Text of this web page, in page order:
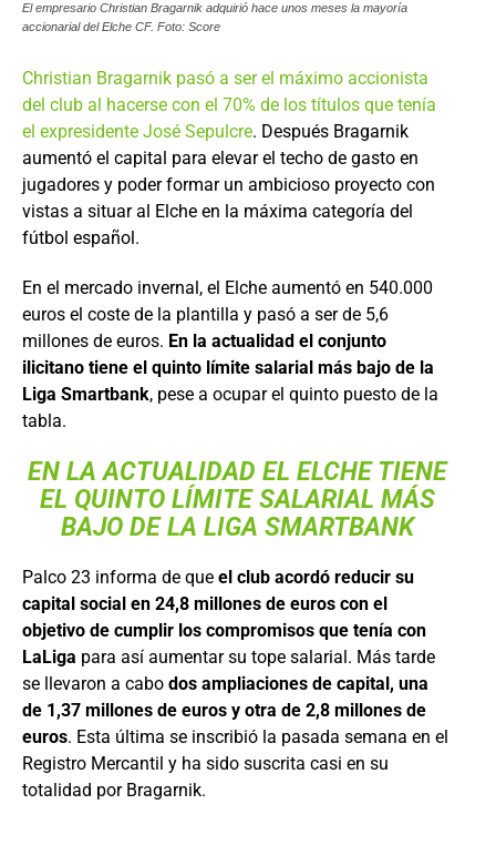
El empresario Christian Bragarnik adquirió hace unos meses la mayoría
accionarial del Elche CF. Foto: Score
Christian Bragarnik pasó a ser el máximo accionista
del club al hacerse con el 70% de los títulos que tenía
el expresidente José Sepulcre. Después Bragarnik
aumentó el capital para elevar el techo de gasto en
jugadores y poder formar un ambicioso proyecto con
vistas a situar al Elche en la máxima categoría del
fútbol español.
En el mercado invernal, el Elche aumentó en 540.000
euros el coste de la plantilla y pasó a ser de 5,6
millones de euros. En la actualidad el conjunto
ilicitano tiene el quinto límite salarial más bajo de la
Liga Smartbank, pese a ocupar el quinto puesto de la
tabla.
EN LA ACTUALIDAD EL ELCHE TIENE
EL QUINTO LÍMITE SALARIAL MÁS
BAJO DE LA LIGA SMARTBANK
Palco 23 informa de que el club acordó reducir su
capital social en 24,8 millones de euros con el
objetivo de cumplir los compromisos que tenía con
LaLiga para así aumentar su tope salarial. Más tarde
se llevaron a cabo dos ampliaciones de capital, una
de 1,37 millones de euros y otra de 2,8 millones de
euros. Esta última se inscribió la pasada semana en el
Registro Mercantil y ha sido suscrita casi en su
totalidad por Bragarnik.